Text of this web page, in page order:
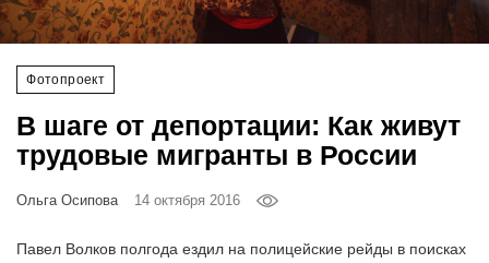
Фотопроект
В шаге от депортации: Как живут
трудовые мигранты в России
Ольга Осипова 14 октября 2016
Павел Волков полгода ездил на полицейские рейды в поисках